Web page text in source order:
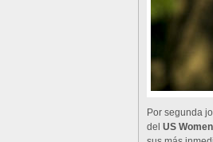
Por segunda
del US